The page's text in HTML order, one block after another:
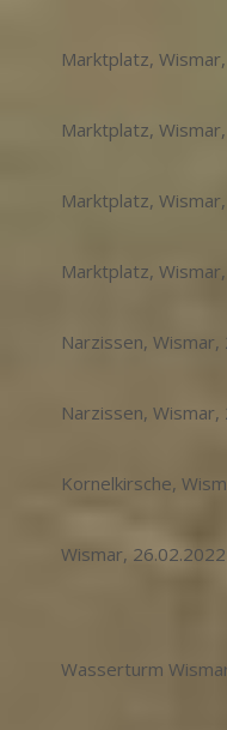
Marktplatz,
Marktplatz,
Marktplatz,
Marktplatz,
Narzissen, Wismar,
Narzissen, Wismar,
Kornelkirsche,
Wismar, 26.02.2022
Wasserturm